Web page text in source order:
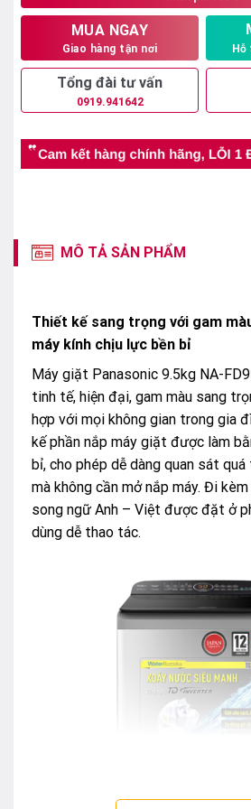
MUA NGAY
Giao hàng tận nơi Hỗ
Tổng đài tư vấn
0919.941642
MÔ TẢ SẢN PHẨM
Thiết kế sang trọng với gam
máy kính chịu lực bền bỉ
Máy giặt Panasonic 9.5kg NA-
tinh tế, hiện đại, gam màu sang
hợp với mọi không gian trong gia
kế phần nắp máy giặt được làm
bỉ, cho phép dễ dàng quan sát
mà không cần mở nắp máy. Đi
song ngữ Anh – Việt được đặt ở
dùng dễ thao tác.